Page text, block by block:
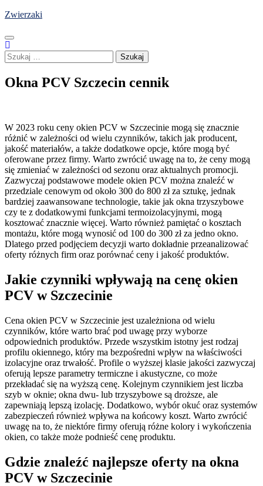
Skip
content
Zwierzaki
Szukaj:
Okna PCV Szczecin cennik
W 2023 roku ceny okien PCV w Szczecinie mogą się znacznie
różnić w zależności od wielu czynników, takich jak producent,
jakość materiałów, a także dodatkowe opcje, które mogą być
oferowane przez firmy. Warto zwrócić uwagę na to, że ceny mogą
się zmieniać w zależności od sezonu oraz aktualnych promocji.
Zazwyczaj podstawowe modele okien PCV można znaleźć w
przedziale cenowym od około 300 do 800 zł za sztukę, jednak
bardziej zaawansowane technologie, takie jak okna trzyszybowe
czy te z dodatkowymi funkcjami termoizolacyjnymi, mogą
kosztować znacznie więcej. Warto również pamiętać o kosztach
montażu, które mogą wynosić od 100 do 300 zł za jedno okno.
Dlatego przed podjęciem decyzji warto dokładnie przeanalizować
oferty różnych firm oraz porównać ceny i jakość produktów.
Jakie czynniki wpływają na cenę okien
PCV w Szczecinie
Cena okien PCV w Szczecinie jest uzależniona od wielu
czynników, które warto brać pod uwagę przy wyborze
odpowiednich produktów. Przede wszystkim istotny jest rodzaj
profilu okiennego, który ma bezpośredni wpływ na właściwości
izolacyjne oraz trwałość. Profile o wyższej klasie jakości zazwyczaj
oferują lepsze parametry termiczne i akustyczne, co może
przekładać się na wyższą cenę. Kolejnym czynnikiem jest liczba
szyb w oknie; okna dwu- lub trzyszybowe są droższe, ale
zapewniają lepszą izolację. Dodatkowo, wybór okuć oraz systemów
zabezpieczeń również wpływa na końcowy koszt. Warto zwrócić
uwagę na to, że niektóre firmy oferują różne kolory i wykończenia
okien, co także może podnieść cenę produktu.
Gdzie znaleźć najlepsze oferty na okna
PCV w Szczecinie